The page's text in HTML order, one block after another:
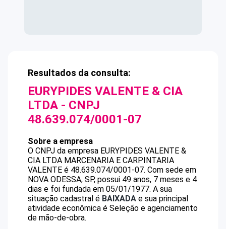
Resultados da consulta:
EURYPIDES VALENTE & CIA
LTDA - CNPJ
48.639.074/0001-07
Sobre a empresa
O CNPJ da empresa EURYPIDES VALENTE &
CIA LTDA MARCENARIA E CARPINTARIA
VALENTE é 48.639.074/0001-07. Com sede em
NOVA ODESSA, SP, possui 49 anos, 7 meses e 4
dias e foi fundada em 05/01/1977. A sua
situação cadastral é BAIXADA e sua principal
atividade econômica é Seleção e agenciamento
de mão-de-obra.